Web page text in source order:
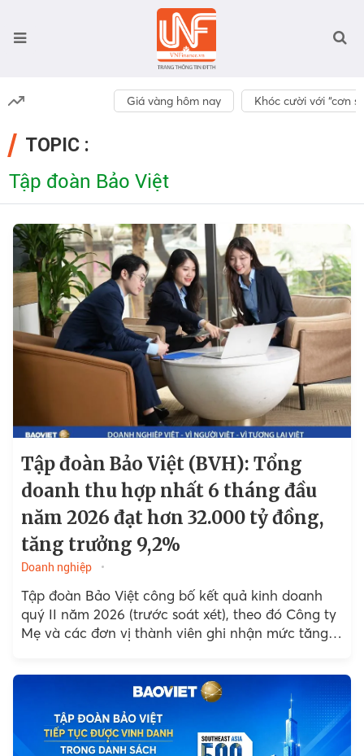
Giá vàng hôm nay Khóc cười với “cơn
TOPIC :
Tập đoàn Bảo Việt
Tập đoàn Bảo Việt (BVH): Tổng
doanh thu hợp nhất 6 tháng đầu
năm 2026 đạt hơn 32.000 tỷ đồng,
tăng trưởng 9,2%
Doanh nghiệp
Tập đoàn Bảo Việt công bố kết quả kinh doanh
quý II năm 2026 (trước soát xét), theo đó Công ty
Mẹ và các đơn vị thành viên ghi nhận mức tăng